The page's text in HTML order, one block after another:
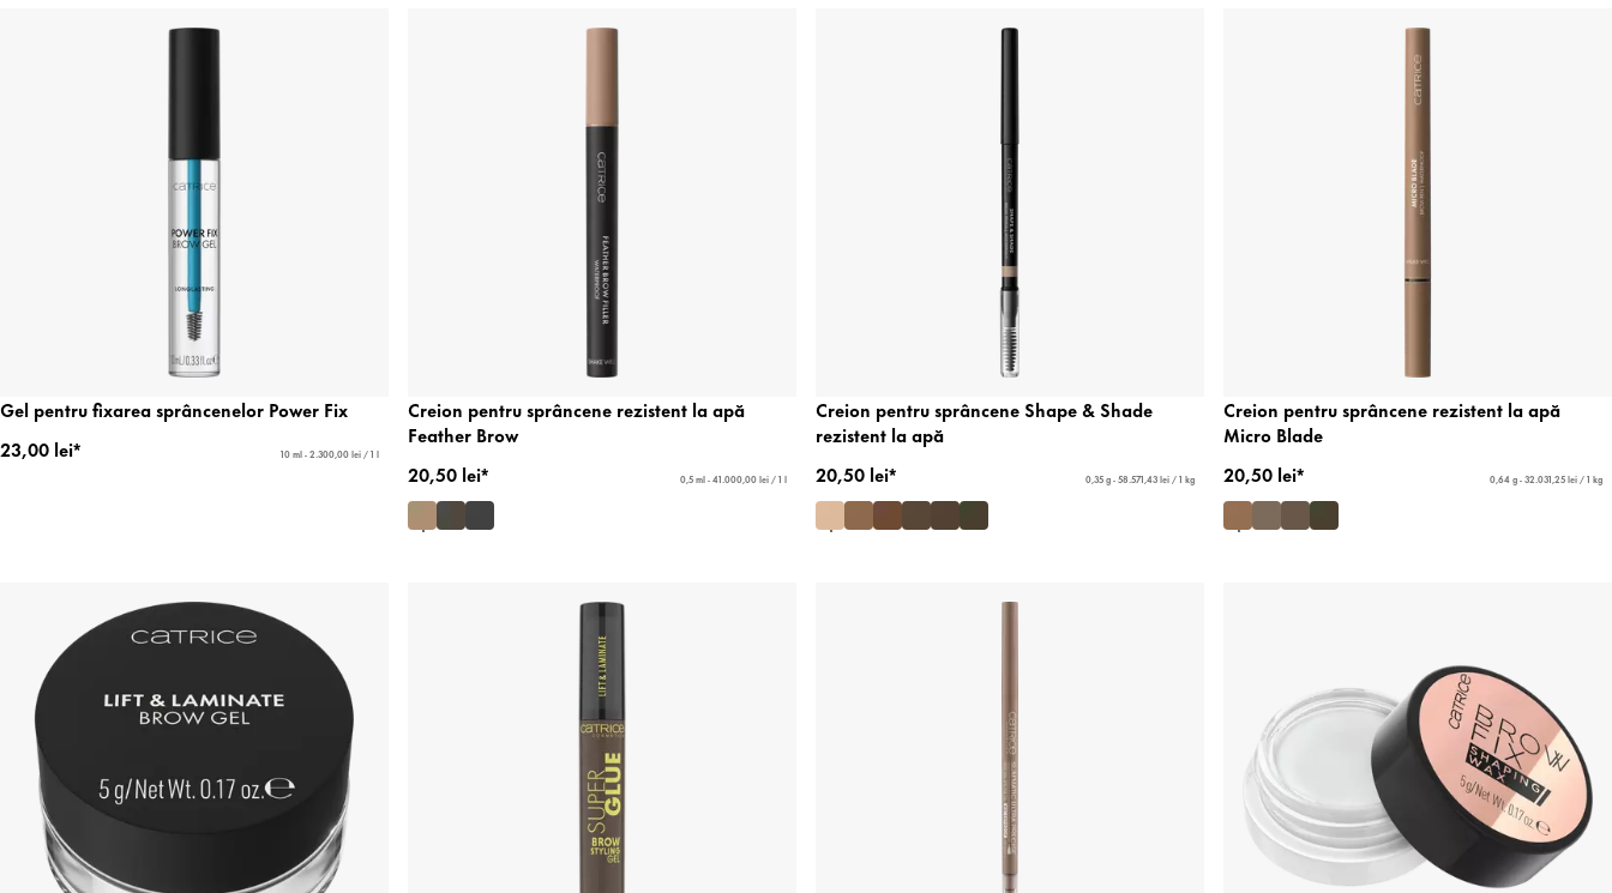
Gel pentru fixarea sprâncenelor Power Fix
23,00 lei*
10 ml - 2.300,00 lei / 1 l
Creion pentru sprâncene rezistent la apă
Feather Brow
20,50 lei*
0,5 ml - 41.000,00 lei / 1 l
Creion pentru sprâncene Shape & Shade
rezistent la apă
20,50 lei*
0,35 g - 58.571,43 lei / 1 kg
Creion pentru sprâncene rezistent la apă
Micro Blade
20,50 lei*
0,64 g - 32.031,25 lei / 1 kg